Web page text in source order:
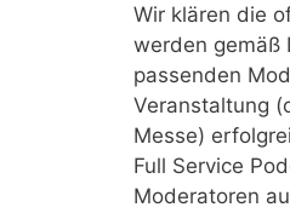
Wir klären die
werden gemäß
passenden
Veranstaltung
Messe)
Full Service
Moderatoren